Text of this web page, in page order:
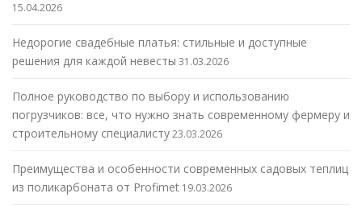
15.04.2026
Недорогие свадебные платья: стильные и доступные
решения для каждой невесты 31.03.2026
Полное руководство по выбору и использованию
погрузчиков: все, что нужно знать современному фермеру и
строительному специалисту23.03.2026
Преимущества и особенности современных садовых теплиц
из поликарбоната от Profimet 19.03.2026